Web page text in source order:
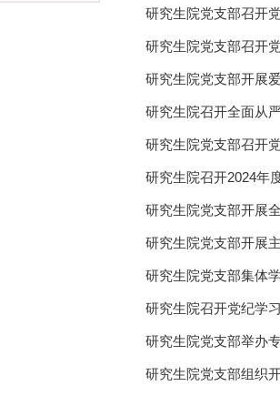
研究生院党支部召开
研究生院党支部召开
研究生院党支部开展
研究生院召开全面从
研究生院党支部召开
研究生院召开2024年
研究生院党支部开展
研究生院党支部开展
研究生院党支部集体
研究生院召开党纪学
研究生院党支部举办
研究生院党支部组织